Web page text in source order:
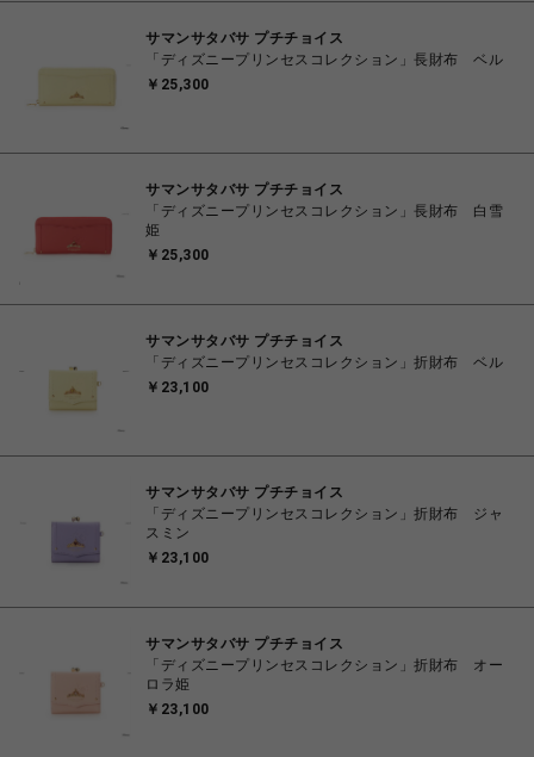
サマンサタバサ プチチョイス
「ディズニープリンセスコレクション」長財布 ベル
￥25,300
サマンサタバサ プチチョイス
「ディズニープリンセスコレクション」長財布 白雪
姫
￥25,300
サマンサタバサ プチチョイス
「ディズニープリンセスコレクション」折財布 ベル
￥23,100
サマンサタバサ プチチョイス
「ディズニープリンセスコレクション」折財布 ジャ
スミン
￥23,100
サマンサタバサ プチチョイス
「ディズニープリンセスコレクション」折財布 オー
ロラ姫
￥23,100